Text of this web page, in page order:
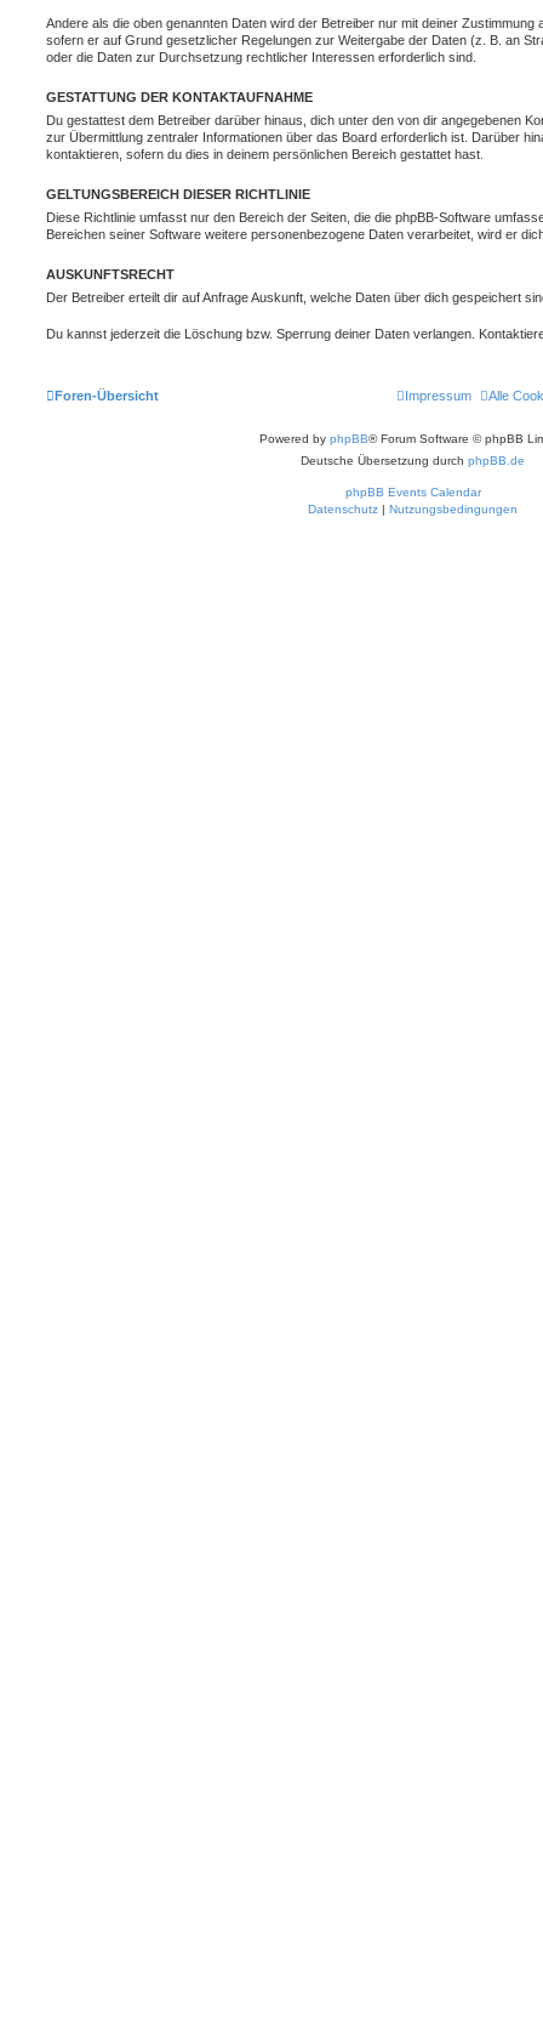
Andere als die oben genannten Daten wird der Betreiber nur mit deiner Zustimmung
sofern er auf Grund gesetzlicher Regelungen zur Weitergabe der Daten (z. B. an
oder die Daten zur Durchsetzung rechtlicher Interessen erforderlich sind.
GESTATTUNG DER KONTAKTAUFNAHME
Du gestattest dem Betreiber darüber hinaus, dich unter den von dir angegebenen
zur Übermittlung zentraler Informationen über das Board erforderlich ist. Darüber
kontaktieren, sofern du dies in deinem persönlichen Bereich gestattet hast.
GELTUNGSBEREICH DIESER RICHTLINIE
Diese Richtlinie umfasst nur den Bereich der Seiten, die die phpBB-Software
Bereichen seiner Software weitere personenbezogene Daten verarbeitet, wird er
AUSKUNFTSRECHT
Der Betreiber erteilt dir auf Anfrage Auskunft, welche Daten über dich gespeichert
Du kannst jederzeit die Löschung bzw. Sperrung deiner Daten verlangen.
Foren-Übersicht Alle
Impressum
Powered by phpBB® Forum Software © phpBB
Deutsche Übersetzung durch phpBB.de
phpBB Events Calendar
Datenschutz | Nutzungsbedingungen